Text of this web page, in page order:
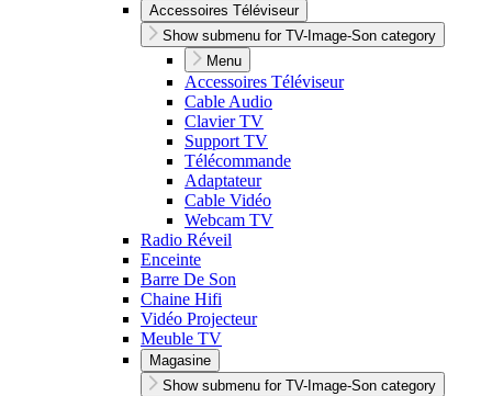
Accessoires Téléviseur
Show submenu for TV-Image-Son category
Menu
Accessoires Téléviseur
Cable Audio
Clavier TV
Support TV
Télécommande
Adaptateur
Cable Vidéo
Webcam TV
Radio Réveil
Enceinte
Barre De Son
Chaine Hifi
Vidéo Projecteur
Meuble TV
Magasine
Show submenu for TV-Image-Son category